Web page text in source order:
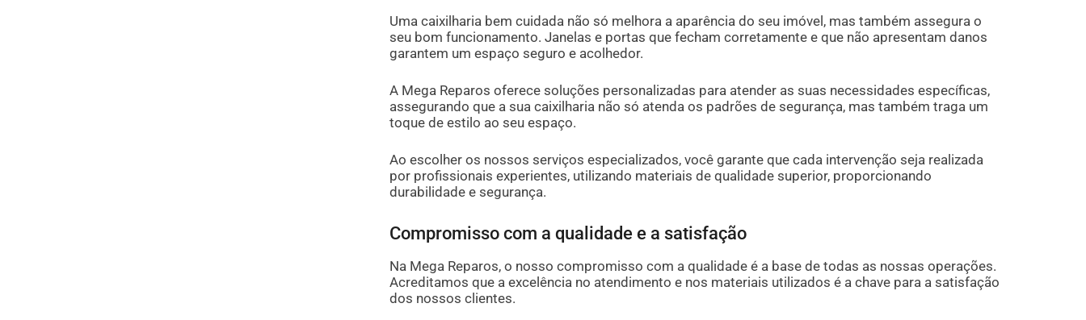
Uma caixilharia bem cuidada não só melhora a aparência do seu imóvel, mas também assegura o
seu bom funcionamento. Janelas e portas que fecham corretamente e que não apresentam danos
garantem um espaço seguro e acolhedor.
A Mega Reparos oferece soluções personalizadas para atender as suas necessidades específicas,
assegurando que a sua caixilharia não só atenda os padrões de segurança, mas também traga um
toque de estilo ao seu espaço.
Ao escolher os nossos serviços especializados, você garante que cada intervenção seja realizada
por profissionais experientes, utilizando materiais de qualidade superior, proporcionando
durabilidade e segurança.
Compromisso com a qualidade e a satisfação
Na Mega Reparos, o nosso compromisso com a qualidade é a base de todas as nossas operações.
Acreditamos que a excelência no atendimento e nos materiais utilizados é a chave para a satisfação
dos nossos clientes.